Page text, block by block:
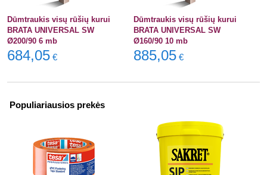
Dūmtraukis visų rūšių kurui
BRATA UNIVERSAL SW
Ø200/90 6 mb
684,05 €
Dūmtraukis visų rūšių kurui
BRATA UNIVERSAL SW
Ø160/90 10 mb
885,05 €
Populiariausios prekės